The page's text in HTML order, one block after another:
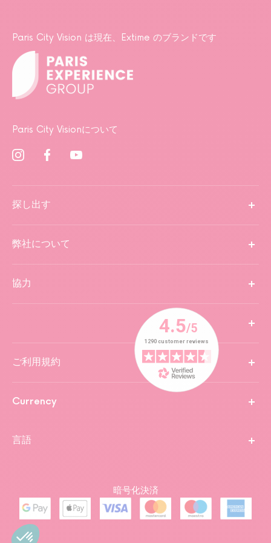
Paris City Vision は現在、Extime のブランドです
Paris City Visionについて
探し出す
弊社について
協力
ご利用規約
Currency
言語
暗号化決済